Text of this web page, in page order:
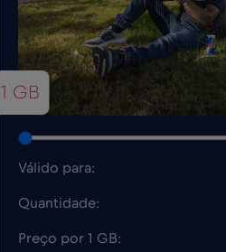
1 GB
Válido para:
Quantidade:
Preço por 1 GB: